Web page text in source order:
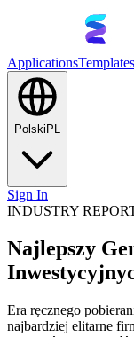
ApplicationsTemplates
Polski PL
Sign In
INDUSTRY
Najlepszy
Era ręcznego
najbardziej elitarne